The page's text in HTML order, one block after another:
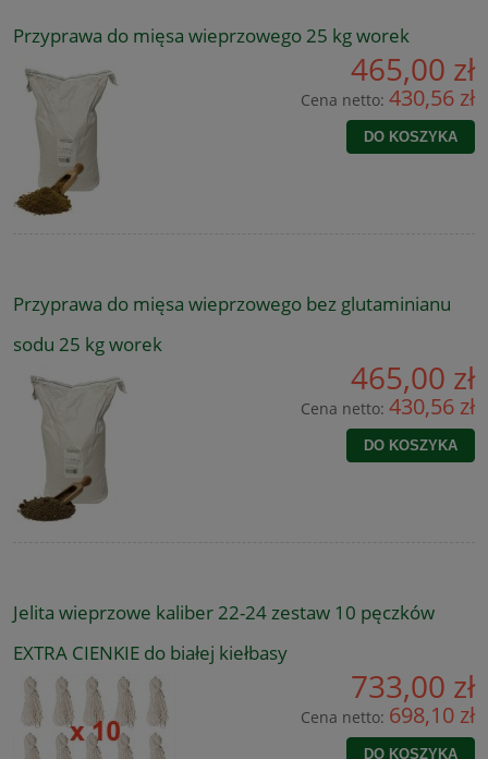
Przyprawa do mięsa wieprzowego 25 kg worek
465,00 zł
Cena netto: 430,56 zł
DO KOSZYKA
Przyprawa do mięsa wieprzowego bez glutaminianu
sodu 25 kg worek
465,00 zł
Cena netto: 430,56 zł
DO KOSZYKA
Jelita wieprzowe kaliber 22-24 zestaw 10 pęczków
EXTRA CIENKIE do białej kiełbasy
733,00 zł
Cena netto: 698,10 zł
DO KOSZYKA